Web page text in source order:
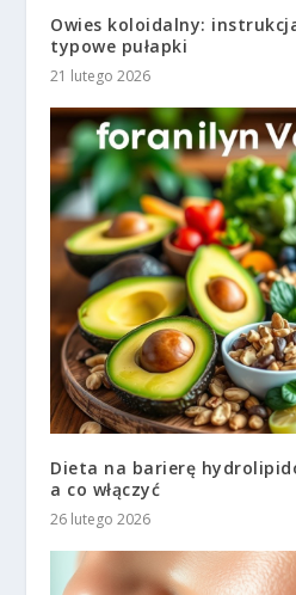
Owies koloidalny:
typowe pułapki
21 lutego 2026
Dieta na barierę
a co włączyć
26 lutego 2026